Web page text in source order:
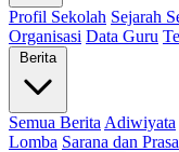
Profil Sekolah Sejarah
Organisasi Data Guru
Berita
Semua Berita Adiwiyata
Lomba Sarana dan